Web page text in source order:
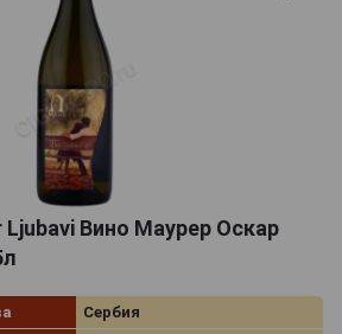
Ljubavi Вино Маурер Оскар
Сербия